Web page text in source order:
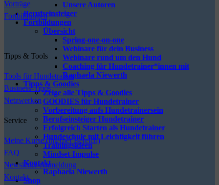
Unsere Autoren
Berufseinsteiger
Fortbildungen
Übersicht
Spring-one-on-one
Webinare für dein Business
Webinare rund um den Hund
Coaching für Hundetrainer*innen mit
Raphaela Niewerth
Tipps & Goodies
Zeige alle Tipps & Goodies
GOODIES für Hundetrainer
Vorbereitung aufs Hundetrainersein
Berufseinsteiger Hundetrainer
Erfolgreich Starten als Hundetrainer
Hundeschule mit Leichtigkeit führen
Trainingsideen
Mindset-Impulse
Kontakt
Raphaela Niewerth
Shop
Vorträge
Fortbildungen
Tipps & Tools
Tools für Hundetrainer
Business-Tipps
Netzwerken
Service
Meine Kurse (interner Bereich)
FAQ
Newsletter-Anmeldung
Kontakt